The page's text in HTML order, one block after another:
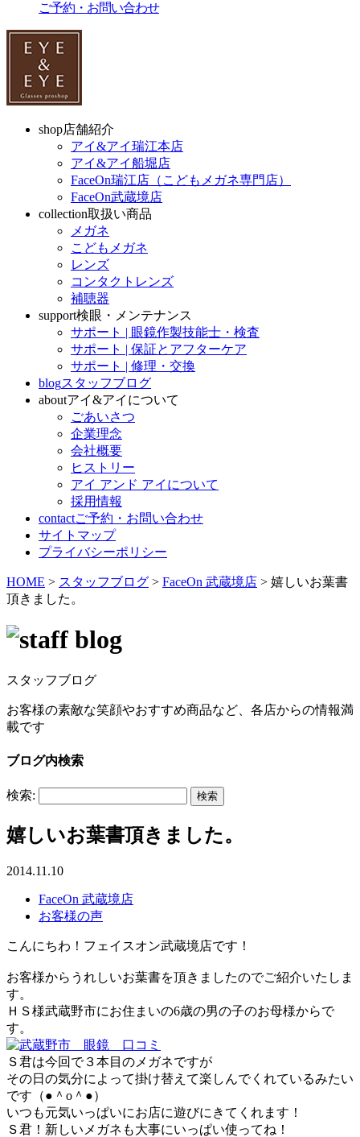
ご予約・お問い合わせ
shop店舗紹介
アイ&アイ瑞江本店
アイ&アイ船堀店
FaceOn瑞江店（こどもメガネ専門店）
FaceOn武蔵境店
collection取扱い商品
メガネ
こどもメガネ
レンズ
コンタクトレンズ
補聴器
support検眼・メンテナンス
サポート | 眼鏡作製技能士・検査
サポート | 保証とアフターケア
サポート | 修理・交換
blogスタッフブログ
aboutアイ&アイについて
ごあいさつ
企業理念
会社概要
ヒストリー
アイ アンド アイについて
採用情報
contactご予約・お問い合わせ
サイトマップ
プライバシーポリシー
HOME > スタッフブログ > FaceOn 武蔵境店 > 嬉しいお葉書
頂きました。
スタッフブログ
お客様の素敵な笑顔やおすすめ商品など、各店からの情報満
載です
ブログ内検索
検索:
嬉しいお葉書頂きました。
2014.11.10
FaceOn 武蔵境店
お客様の声
こんにちわ！フェイスオン武蔵境店です！
お客様からうれしいお葉書を頂きましたのでご紹介いたしま
す。
ＨＳ様武蔵野市にお住まいの6歳の男の子のお母様からで
す。
Ｓ君は今回で３本目のメガネですが
その日の気分によって掛け替えて楽しんでくれているみたい
です（●＾o＾●）
いつも元気いっぱいにお店に遊びにきてくれます！
Ｓ君！新しいメガネも大事にいっぱい使ってね！